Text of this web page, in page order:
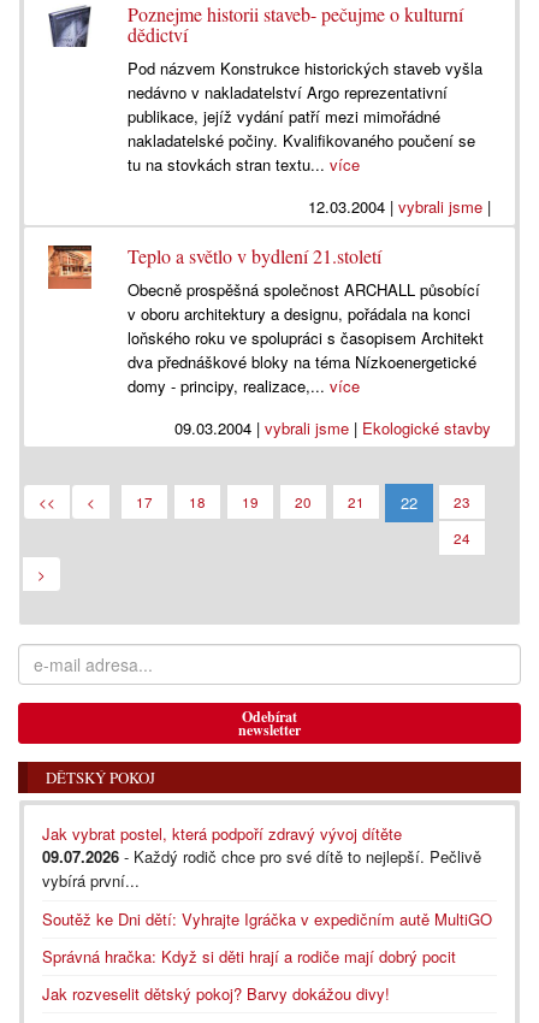
Poznejme historii staveb- pečujme o kulturní
dědictví
Pod názvem Konstrukce historických staveb vyšla
nedávno v nakladatelství Argo reprezentativní
publikace, jejíž vydání patří mezi mimořádné
nakladatelské počiny. Kvalifikovaného poučení se
tu na stovkách stran textu...více
12.03.2004| vybrali jsme|
Teplo a světlo v bydlení 21.století
Obecně prospěšná společnost ARCHALL působící
v oboru architektury a designu, pořádala na konci
loňského roku ve spolupráci s časopisem Architekt
dva přednáškové bloky na téma Nízkoenergetické
domy - principy, realizace,...více
09.03.2004| vybrali jsme| Ekologické stavby
<< < 17 18 19 20 21 22
23
24
>
Odebírat
newsletter
DĚTSKÝ POKOJ
Jak vybrat postel, která podpoří zdravý vývoj dítěte
09.07.2026 - Každý rodič chce pro své dítě to nejlepší. Pečlivě
vybírá první...
Soutěž ke Dni dětí: Vyhrajte Igráčka v expedičním autě MultiGO
Správná hračka: Když si děti hrají a rodiče mají dobrý pocit
Jak rozveselit dětský pokoj? Barvy dokážou divy!